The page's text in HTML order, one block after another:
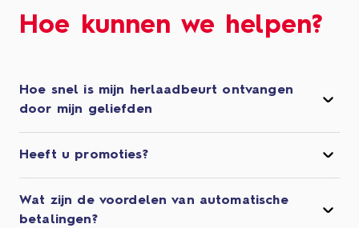
Hoe kunnen we helpen?
Hoe snel is mijn herlaadbeurt ontvangen
door mijn geliefden
Heeft u promoties?
Wat zijn de voordelen van automatische
betalingen?